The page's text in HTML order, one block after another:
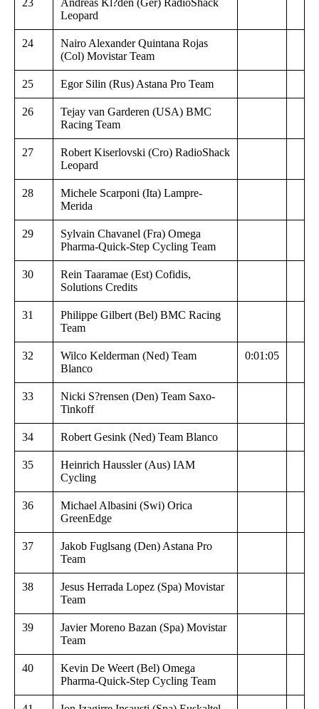
23
Andreas Kl?den (Ger) RadioShack
Leopard
24
Nairo Alexander Quintana Rojas
(Col) Movistar Team
25 Egor Silin (Rus) Astana Pro Team
26
Tejay van Garderen (USA) BMC
Racing Team
27
Robert Kiserlovski (Cro) RadioShack
Leopard
28
Michele Scarponi (Ita) Lampre-
Merida
29
Sylvain Chavanel (Fra) Omega
Pharma-Quick-Step Cycling Team
30
Rein Taaramae (Est) Cofidis,
Solutions Credits
31
Philippe Gilbert (Bel) BMC Racing
Team
32
Wilco Kelderman (Ned) Team
Blanco
0:01:05
33
Nicki S?rensen (Den) Team Saxo-
Tinkoff
34 Robert Gesink (Ned) Team Blanco
35
Heinrich Haussler (Aus) IAM
Cycling
36
Michael Albasini (Swi) Orica
GreenEdge
37
Jakob Fuglsang (Den) Astana Pro
Team
38
Jesus Herrada Lopez (Spa) Movistar
Team
39
Javier Moreno Bazan (Spa) Movistar
Team
40
Kevin De Weert (Bel) Omega
Pharma-Quick-Step Cycling Team